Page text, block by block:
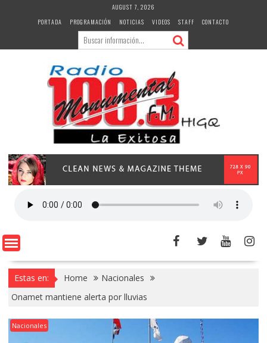
AUGUST 7, 2026
PORTADA
PROGRAMACIÓN NOTICIAS VIDEOS STAFF CONTACTO
Estas en: Home
Nacionales
Onamet mantiene alerta por lluvias
Nacionales